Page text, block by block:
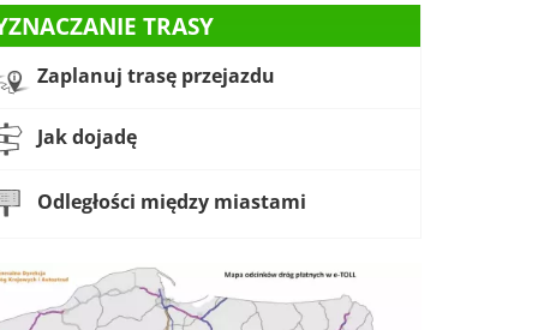
TRASY
Zaplanuj trasę przejazdu
Jak dojadę
Odległości między miastami